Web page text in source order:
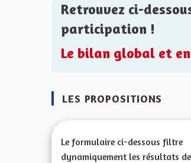
Retrouvez ci-
participation !
Le bilan global et
LES PROPOSITIONS
Le formulaire ci-dessous filtre
dynamiquement les résultats